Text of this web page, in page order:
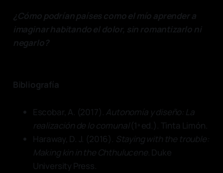
¿Cómo podrían países como el mío aprender a
imaginar habitando el dolor, sin romantizarlo ni
negarlo?
Bibliografía
Escobar, A. (2017). Autonomía y diseño: La
realización de lo comunal(1ª ed.). Tinta Limón.
Haraway, D. J. (2016). Staying with the trouble:
Making kin in the Chthulucene. Duke
University Press.